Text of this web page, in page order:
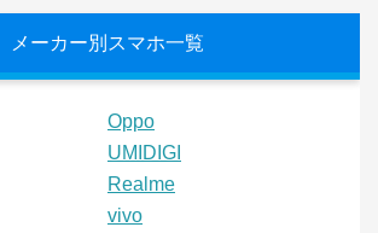
メーカー別スマホ一覧
Oppo
UMIDIGI
Realme
vivo